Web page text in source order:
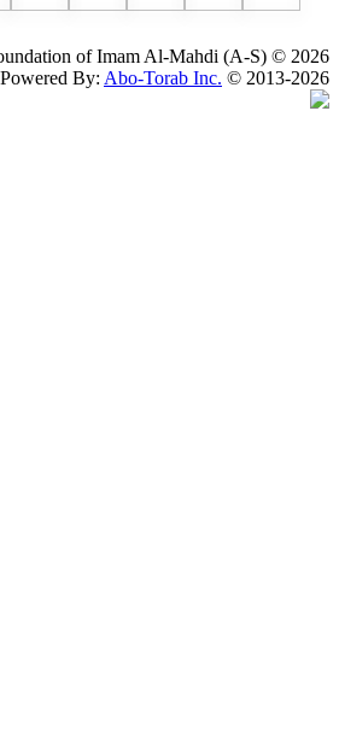
Studies Foundation of Imam Al-
v1.0, Powered By:Abo-Torab Inc.